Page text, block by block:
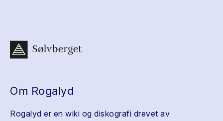
Om Rogalyd
Rogalyd er en wiki og diskografi drevet av